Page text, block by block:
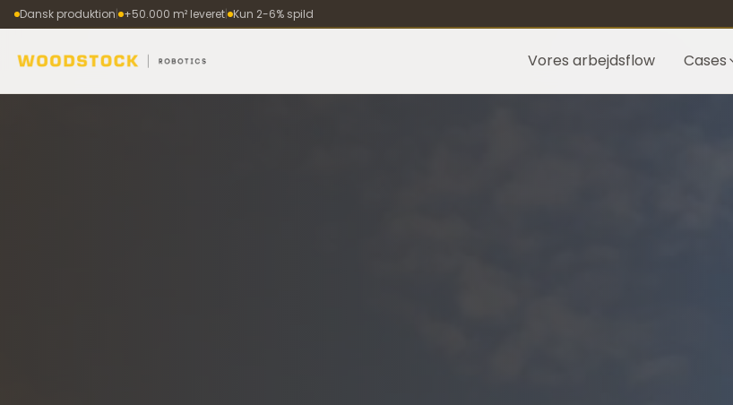
Dansk produktion +50.000 m² leveret Kun 2-6% spild
Vores arbejdsflow Cases